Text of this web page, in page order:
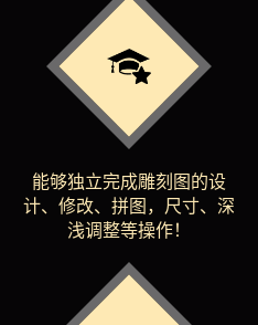
能够独立完成雕刻图的设
计、修改、拼图，尺寸、深
浅调整等操作！